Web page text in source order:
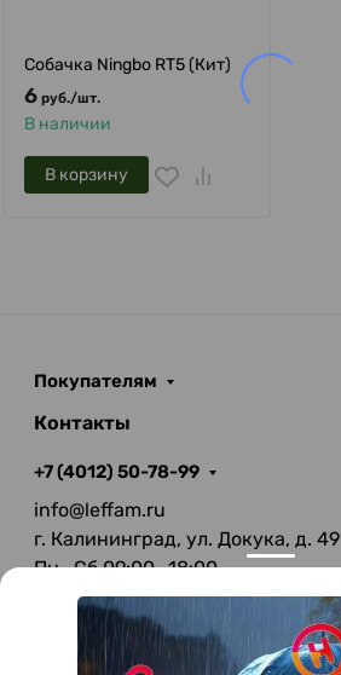
Собачка Ningbo RT5 (Кит)
6 руб./шт.
В наличии
В корзину
Покупателям
Контакты
+7 (4012) 50-78-99
info@leffam.ru
г. Калининград, ул. Докука, д. 49
Пн—Сб 09:00—18:00
Вс—Выходной